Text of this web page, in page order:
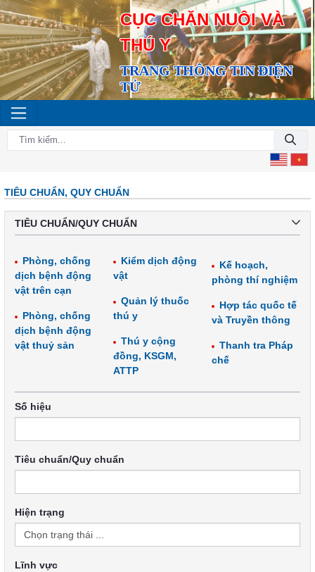
CỤC CHĂN NUÔI VÀ
THÚ Y
TRANG THÔNG TIN ĐIỆN
TỬ
TIÊU CHUẨN, QUY CHUẨN
TIÊU CHUẨN/QUY CHUẨN
Phòng, chống
dịch bệnh động
vật trên cạn
Phòng, chống
dịch bệnh động
vật thuỷ sản
Kiểm dịch động
vật
Quản lý thuốc
thú y
Thú y cộng
đồng, KSGM,
ATTP
Kế hoạch,
phòng thí nghiệm
Hợp tác quốc tế
và Truyền thông
Thanh tra Pháp
chế
Số hiệu
Tiêu chuẩn/Quy chuẩn
Hiện trạng
Lĩnh vực